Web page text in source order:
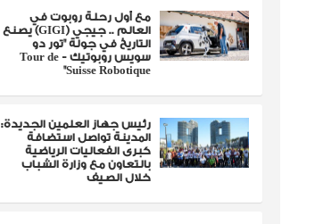
مع أول رحلة روبوت في
العالم .. جيجي (GIGI) يصنع
التاريخ في جولة "تور دو
سويس روبوتيك - Tour de
Suisse Robotique"
رئيس جهاز العلمين الجديدة:
المدينة تواصل استضافة
كبرى الفعاليات الرياضية
بالتعاون مع وزارة الشباب
خلال الصيف